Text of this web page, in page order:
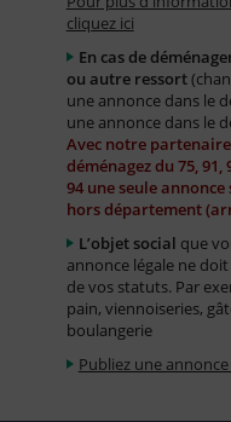
cliquez ici
En cas de
ou autre ressort
une annonce dans le
une annonce dans le
Avec notre
déménagez du 75, 91,
94 une seule
hors département
L’objet social que
annonce légale ne
de vos statuts. Par
pain, viennoiseries,
boulangerie
Publiez une